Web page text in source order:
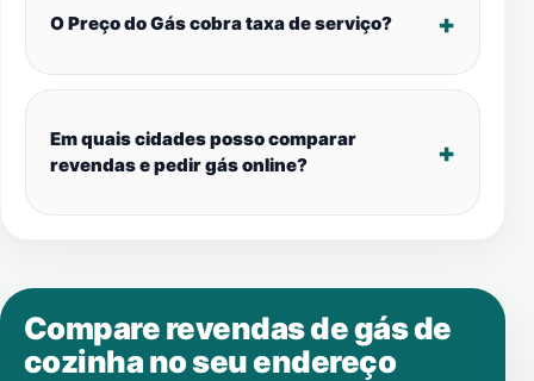
O Preço do Gás cobra taxa de serviço?
Em quais cidades posso comparar
revendas e pedir gás online?
Compare revendas de gás de
cozinha no seu endereço